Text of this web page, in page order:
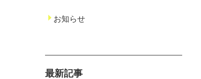
お知らせ
最新記事